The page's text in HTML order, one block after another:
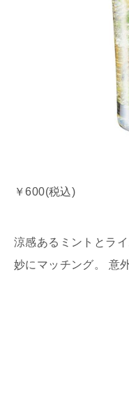
￥600(税込)
涼感あるミントとラ
妙にマッチング。 意